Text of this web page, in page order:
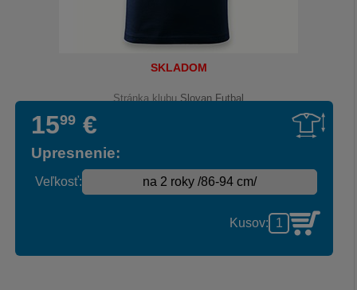
SKLADOM
Stránka klubu Slovan Futbal
1599 €
Upresnenie:
Veľkosť:
Kusov: